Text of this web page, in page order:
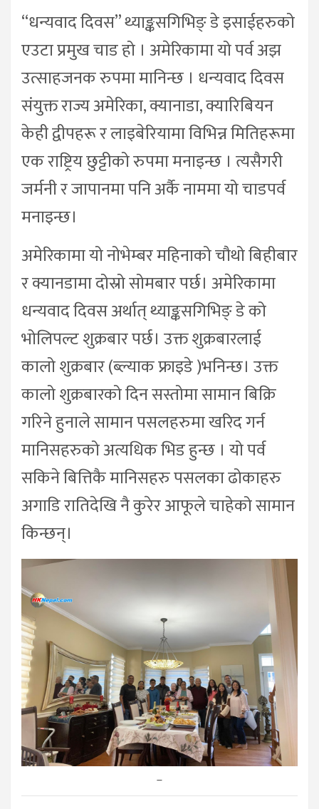
“धन्यवाद दिवस” थ्याङ्कसगिभिङ् डे इसाईहरुको
एउटा प्रमुख चाड हो । अमेरिकामा यो पर्व अझ
उत्साहजनक रुपमा मानिन्छ । धन्यवाद दिवस
संयुक्त राज्य अमेरिका, क्यानाडा, क्यारिबियन
केही द्वीपहरू र लाइबेरियामा विभिन्न मितिहरूमा
एक राष्ट्रिय छुट्टीको रुपमा मनाइन्छ । त्यसैगरी
जर्मनी र जापानमा पनि अर्कै नाममा यो चाडपर्व
मनाइन्छ।
अमेरिकामा यो नोभेम्बर महिनाको चौथो बिहीबार
र क्यानडामा दोस्रो सोमबार पर्छ। अमेरिकामा
धन्यवाद दिवस अर्थात् थ्याङ्कसगिभिङ् डे को
भोलिपल्ट शुक्रबार पर्छ। उक्त शुक्रबारलाई
कालो शुक्रबार (ब्ल्याक फ्राइडे )भनिन्छ। उक्त
कालो शुक्रबारको दिन सस्तोमा सामान बिक्रि
गरिने हुनाले सामान पसलहरुमा खरिद गर्न
मानिसहरुको अत्यधिक भिड हुन्छ । यो पर्व
सकिने बित्तिकै मानिसहरु पसलका ढोकाहरु
अगाडि रातिदेखि नै कुरेर आफूले चाहेको सामान
किन्छन्।
–